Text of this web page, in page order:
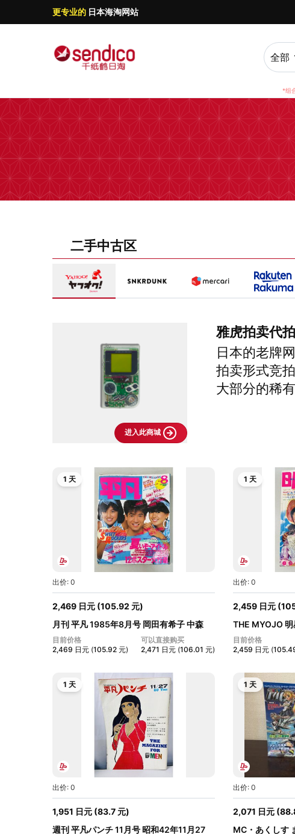
更专业的 日本海淘网站
全部
*组
二手中古区
进入此商城
雅虎拍卖代拍
日本的老牌
拍卖形式竞
大部分的稀
1 天
出价: 0
2,469 日元 (105.92 元)
月刊 平凡 1985年8月号 岡田有希子 中森
明...
目前价格
2,469 日元 (105.92 元)
可以直接购买
2,471 日元 (106.01 元)
1 天
出价: 0
2,459 日元 (
THE MYOJO
小柳...
目前价格
2,459 日元 (
1 天
出价: 0
1,951 日元 (83.7 元)
週刊 平凡パンチ 11月号 昭和42年11月27
1 天
出价: 0
2,071 日元 (
MC・あくしす